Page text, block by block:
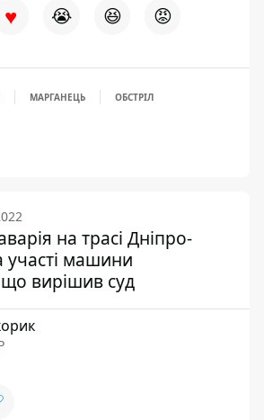
♥ 😭 😆 😡
МАРГАНЕЦЬ ОБСТРІЛ
на трасі Дніпро-
участі машини
що вирішив суд